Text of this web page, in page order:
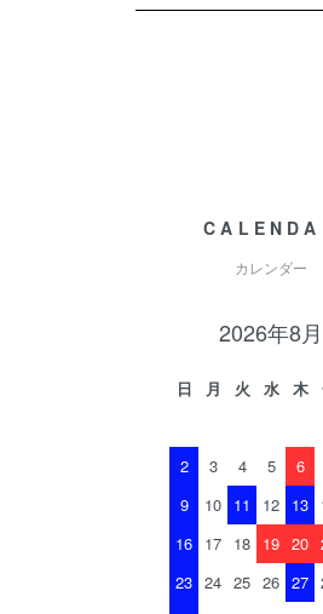
カレンダー
2026年8月
日 月 火 水 木
2
3 4 5 6
9
10 11 12 13
16 17 18 19 20
23 24 25 26 27